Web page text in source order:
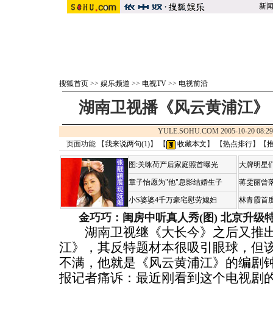
新闻
搜狐首页 >> 娱乐频道 >> 电视TV >> 电视前沿
湖南卫视播《风云黄浦江
YULE.SOHU.COM 2005-10-20
页面功能 【我来说两句(1)】 【 收藏本文 】 【热点排行】【
图:关咏荷产后家庭照首曝光
章子怡愿为"他"息影结婚生子
小S婆婆4千万豪宅慰劳媳妇
大牌明星
蒋雯丽曾
林青霞首
金巧巧：闺房中听真人秀(图) 北京升级
湖南卫视继《大长今》之后又推
江》，其反特题材本很吸引眼球，但
不满，他就是《风云黄浦江》的编剧
报记者痛诉：最近刚看到这个电视剧